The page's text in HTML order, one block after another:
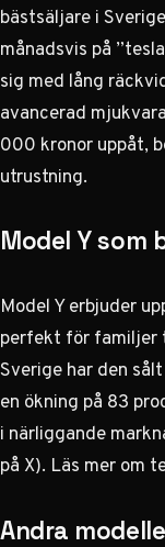
bästsäljare i
månadsvis på
sig med lång
avancerad
000 kronor uppåt,
utrustning.
Model Y som
Model Y erbjuder
perfekt för familjer
Sverige har den
en ökning på 83
i närliggande
på X). Läs mer om
Andra